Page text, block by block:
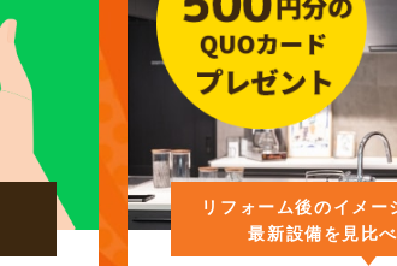
リフォーム後のイメー
最新設備を見比